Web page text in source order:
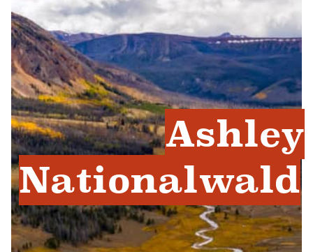
Ashley
Nationalwald